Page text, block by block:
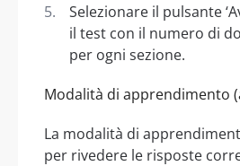
Selezionare il pulsante
il test con il numero di
per ogni sezione.
Modalità di apprendimento
La modalità di
per rivedere le risposte